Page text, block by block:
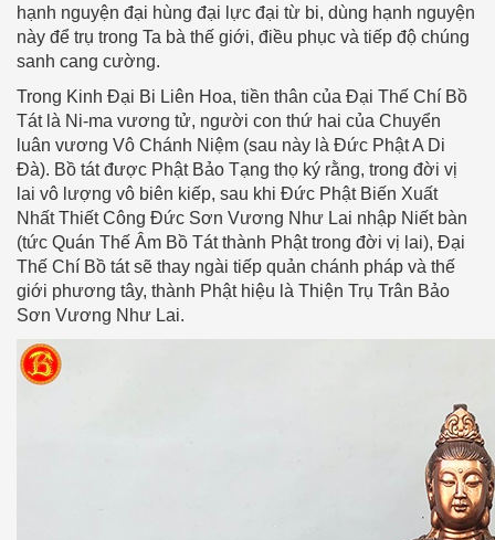
hạnh nguyện đại hùng đại lực đại từ bi, dùng hạnh nguyện
này để trụ trong Ta bà thế giới, điều phục và tiếp độ chúng
sanh cang cường.
Trong Kinh Đại Bi Liên Hoa, tiền thân của Đại Thế Chí Bồ
Tát là Ni-ma vương tử, người con thứ hai của Chuyển
luân vương Vô Chánh Niệm (sau này là Đức Phật A Di
Đà). Bồ tát được Phật Bảo Tạng thọ ký rằng, trong đời vị
lai vô lượng vô biên kiếp, sau khi Đức Phật Biến Xuất
Nhất Thiết Công Đức Sơn Vương Như Lai nhập Niết bàn
(tức Quán Thế Âm Bồ Tát thành Phật trong đời vị lai), Đại
Thế Chí Bồ tát sẽ thay ngài tiếp quản chánh pháp và thế
giới phương tây, thành Phật hiệu là Thiện Trụ Trân Bảo
Sơn Vương Như Lai.